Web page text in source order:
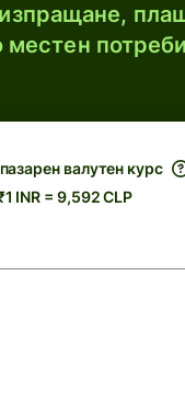
местен
валутен курс
INR = 9,592 CLP